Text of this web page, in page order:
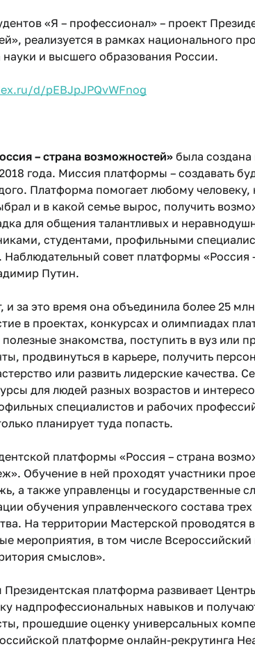
«Я – профессионал» – проект
реализуется в рамках национального
и высшего образования России.
d/pEBJpJPQvWFnog
– страна возможностей» была
года. Миссия платформы – создавать
Платформа помогает любому человеку,
и в какой семье вырос, получить
для общения талантливых и
студентами, профильными
совет платформы «Россия
Путин.
и за это время она объединила более 25
в проектах, конкурсах и олимпиадах
знакомства, поступить в вуз или
продвинуться в карьере, получить
или развить лидерские качества.
для людей разных возрастов и
специалистов и рабочих
планирует туда попасть.
платформы «Россия – страна
Обучение в ней проходят участники
а также управленцы и государственные
обучения управленческого состава
На территории Мастерской проводятся
мероприятия, в том числе
смыслов».
Президентская платформа развивает
надпрофессиональных навыков и
прошедшие оценку универсальных
платформе онлайн-рекрутинга